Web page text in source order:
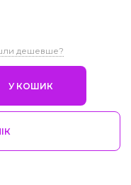
дешевше?
У КОШИК